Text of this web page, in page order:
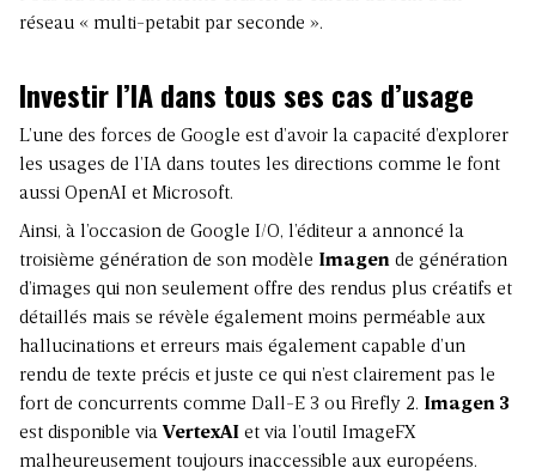
réseau « multi-petabit par seconde ».
Investir l’IA dans tous ses cas d’usage
L’une des forces de Google est d’avoir la capacité d’explorer
les usages de l’IA dans toutes les directions comme le font
aussi OpenAI et Microsoft.
Ainsi, à l’occasion de Google I/O, l’éditeur a annoncé la
troisième génération de son modèle Imagen de génération
d’images qui non seulement offre des rendus plus créatifs et
détaillés mais se révèle également moins perméable aux
hallucinations et erreurs mais également capable d’un
rendu de texte précis et juste ce qui n’est clairement pas le
fort de concurrents comme Dall-E 3 ou Firefly 2. Imagen 3
est disponible via VertexAI et via l’outil ImageFX
malheureusement toujours inaccessible aux européens.